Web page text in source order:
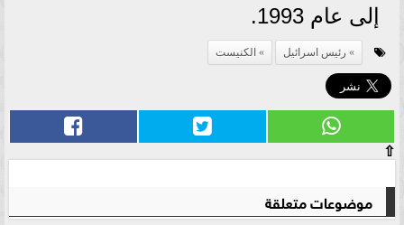
إلى عام 1993.
رئيس اسرائيل الكنيست
⇧
موضوعات متعلقة